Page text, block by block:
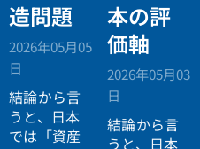
造問題
2026年05月05
日
結論から言
うと、日本
では「資産
本の評
価軸
2026年05月03
日
結論から言
うと、日本